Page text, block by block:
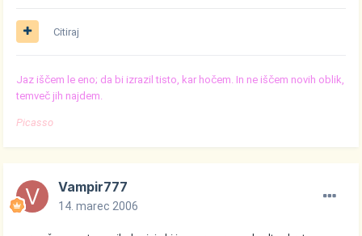
Citiraj
Jaz iščem le eno; da bi izrazil tisto, kar hočem. In ne iščem novih oblik,
temveč jih najdem.
Picasso
Vampir777
14. marec 2006